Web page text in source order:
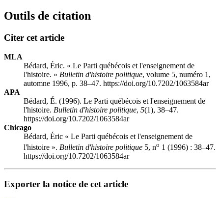
Outils de citation
Citer cet article
MLA
Bédard, Éric. « Le Parti québécois et l'enseignement de
l'histoire. » Bulletin d'histoire politique, volume 5, numéro 1,
automne 1996, p. 38–47. https://doi.org/10.7202/1063584ar
APA
Bédard, É. (1996). Le Parti québécois et l'enseignement de
l'histoire. Bulletin d'histoire politique, 5(1), 38–47.
https://doi.org/10.7202/1063584ar
Chicago
Bédard, Éric « Le Parti québécois et l'enseignement de
l'histoire ». Bulletin d'histoire politique 5, no 1 (1996) : 38–47.
https://doi.org/10.7202/1063584ar
Exporter la notice de cet article